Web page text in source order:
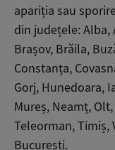
apariția sau
din județele: Alba,
Brașov, Brăila,
Constanța,
Gorj, Hunedoara,
Mureș, Neamț,
Teleorman, Timiș,
București.